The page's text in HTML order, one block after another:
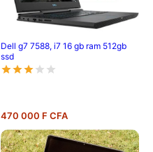
Dell g7 7588, i7 16 gb ram 512gb
ssd
470 000 F CFA